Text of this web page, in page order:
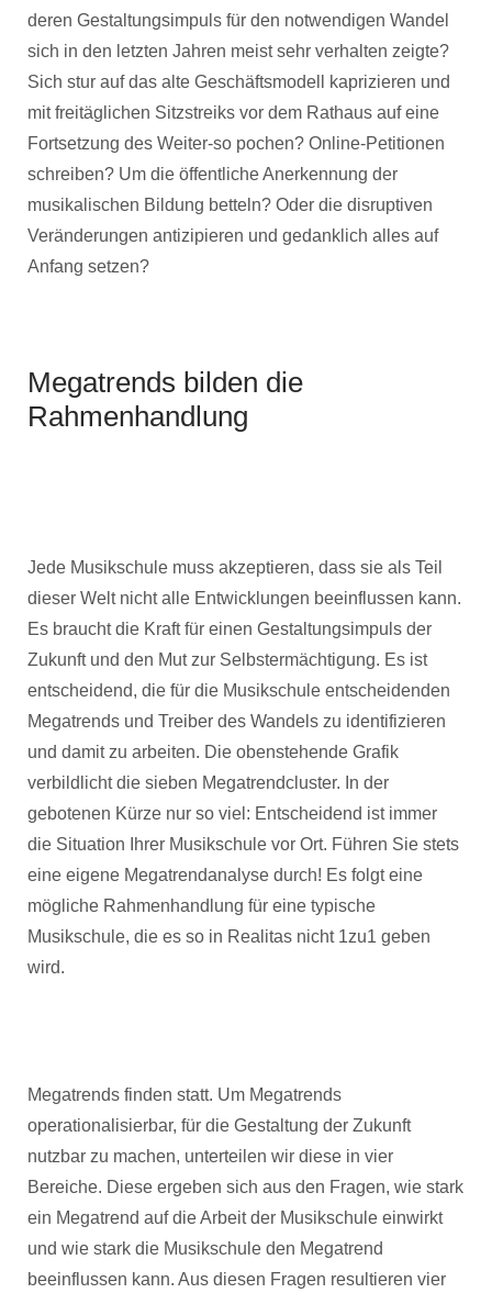
deren Gestaltungsimpuls für den notwendigen Wandel
sich in den letzten Jahren meist sehr verhalten zeigte?
Sich stur auf das alte Geschäftsmodell kaprizieren und
mit freitäglichen Sitzstreiks vor dem Rathaus auf eine
Fortsetzung des Weiter-so pochen? Online-Petitionen
schreiben? Um die öffentliche Anerkennung der
musikalischen Bildung betteln? Oder die disruptiven
Veränderungen antizipieren und gedanklich alles auf
Anfang setzen?
Megatrends bilden die
Rahmenhandlung
Jede Musikschule muss akzeptieren, dass sie als Teil
dieser Welt nicht alle Entwicklungen beeinflussen kann.
Es braucht die Kraft für einen Gestaltungsimpuls der
Zukunft und den Mut zur Selbstermächtigung. Es ist
entscheidend, die für die Musikschule entscheidenden
Megatrends und Treiber des Wandels zu identifizieren
und damit zu arbeiten. Die obenstehende Grafik
verbildlicht die sieben Megatrendcluster. In der
gebotenen Kürze nur so viel: Entscheidend ist immer
die Situation Ihrer Musikschule vor Ort. Führen Sie stets
eine eigene Megatrendanalyse durch! Es folgt eine
mögliche Rahmenhandlung für eine typische
Musikschule, die es so in Realitas nicht 1zu1 geben
wird.
Megatrends finden statt. Um Megatrends
operationalisierbar, für die Gestaltung der Zukunft
nutzbar zu machen, unterteilen wir diese in vier
Bereiche. Diese ergeben sich aus den Fragen, wie stark
ein Megatrend auf die Arbeit der Musikschule einwirkt
und wie stark die Musikschule den Megatrend
beeinflussen kann. Aus diesen Fragen resultieren vier